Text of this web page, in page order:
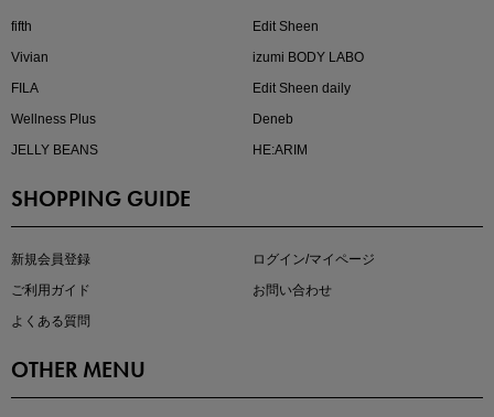
今季の注目アイテムをご紹介
fifth
Edit Sheen
Vivian
izumi BODY LABO
FILA
Edit Sheen daily
Wellness Plus
Deneb
JELLY BEANS
HE:ARIM
SHOPPING GUIDE
新規会員登録
ログイン/マイページ
ご利用ガイド
お問い合わせ
よくある質問
OTHER MENU